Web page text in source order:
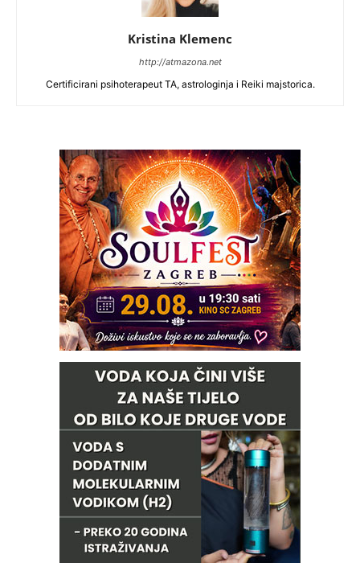
Kristina Klemenc
http://atmazona.net
Certificirani psihoterapeut TA, astrologinja i Reiki majstorica.